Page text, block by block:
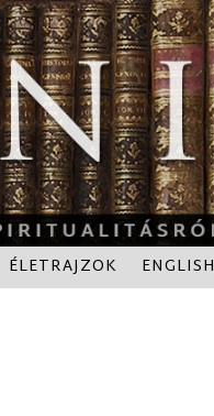
ÉLETRAJZOK ENGLISH